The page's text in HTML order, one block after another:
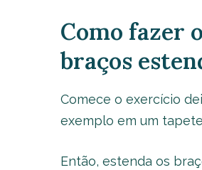
Como fazer
braços
Comece o exercício
exemplo em um
Então, estenda os